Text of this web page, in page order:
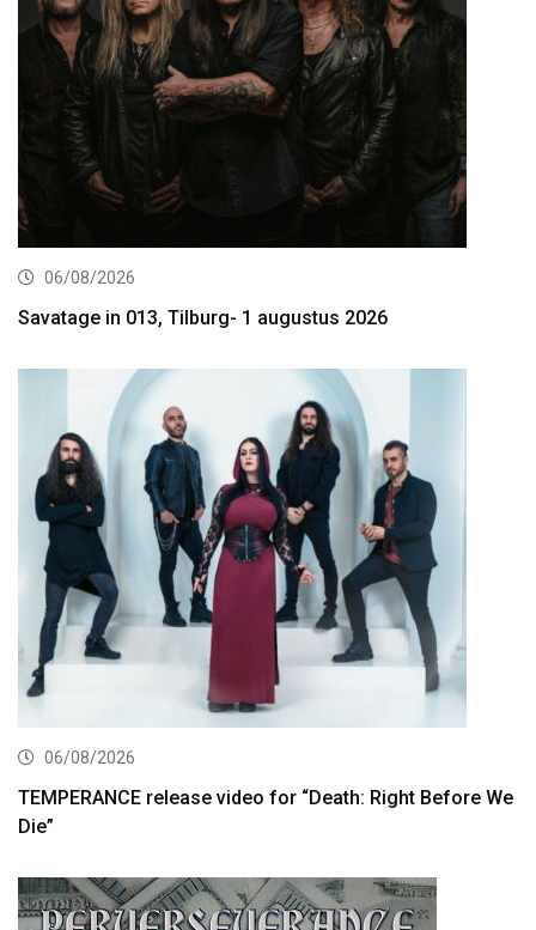
06/08/2026
Savatage in 013, Tilburg- 1 augustus 2026
06/08/2026
TEMPERANCE release video for “Death: Right Before We
Die”